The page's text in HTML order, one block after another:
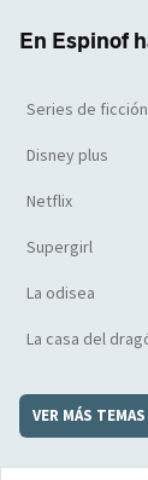
En Espinof
Series de ficción
Disney plus
Netflix
Supergirl
La odisea
La casa del
VER MÁS TEMAS